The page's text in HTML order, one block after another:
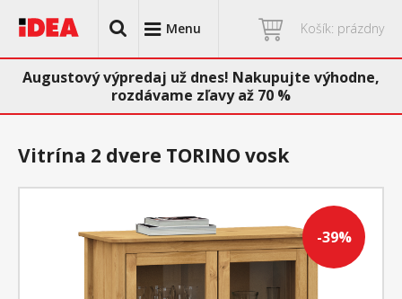
Menu Košík: prázdny
Augustový výpredaj už dnes! Nakupujte výhodne,
rozdávame zľavy až 70 %
-39%
Vitrína 2 dvere TORINO vosk